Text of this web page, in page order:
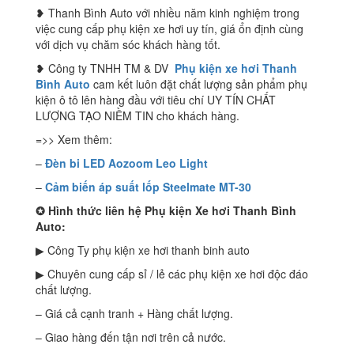
❥ Thanh Bình Auto với nhiều năm kinh nghiệm trong
việc cung cấp phụ kiện xe hơi uy tín, giá ổn định cùng
với dịch vụ chăm sóc khách hàng tốt.
❥ Công ty TNHH TM & DV Phụ kiện xe hơi Thanh
Bình Auto cam kết luôn đặt chất lượng sản phẩm phụ
kiện ô tô lên hàng đầu với tiêu chí UY TÍN CHẤT
LƯỢNG TẠO NIỀM TIN cho khách hàng.
=>> Xem thêm:
– Đèn bi LED Aozoom Leo Light
– Cảm biến áp suất lốp Steelmate MT-30
✪ Hình thức liên hệ Phụ kiện Xe hơi Thanh Bình
Auto:
▶ Công Ty phụ kiện xe hơi thanh binh auto
▶ Chuyên cung cấp sỉ / lẻ các phụ kiện xe hơi độc đáo
chất lượng.
– Giá cả cạnh tranh + Hàng chất lượng.
– Giao hàng đến tận nơi trên cả nước.